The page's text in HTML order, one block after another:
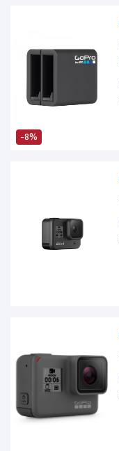
-8%